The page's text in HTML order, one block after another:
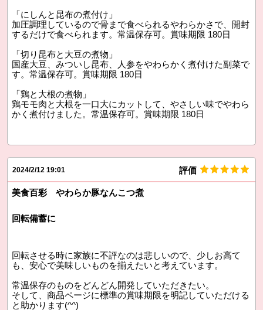
「にしんと昆布の煮付け」
加圧調理しているので骨まで食べられるやわらかさで、開封
するだけで食べられます。常温保存可。賞味期限 180日
「切り昆布と大豆の煮物」
国産大豆、みついし昆布、人参をやわらかく煮付けた副菜で
す。常温保存可。賞味期限 180日
「鶏と大根の煮物」
鶏モモ肉と大根を一口大にカットして、やさしい味でやわら
かく煮付けました。常温保存可。賞味期限 180日
2024/2/12 19:01 評価
美食百彩 やわらか豚なんこつ煮
回転備蓄に
回転させる時に家族に不評なのは悲しいので、少しお高て
も、安心で美味しいものを揃えたいと考えています。
常温保存のものをどんどん開発していただきたい。
そして、商品ページに標準の賞味期限を明記していただける
と助かります(^^)